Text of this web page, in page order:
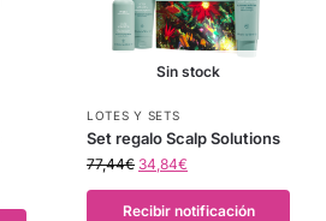
Sin stock
LOTES Y SETS
Set regalo Scalp Solutions
77,44€ 34,84€
Recibir notificación